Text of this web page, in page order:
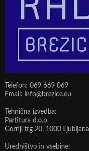
Telefon: 069 669 069
Email: info@brezice.eu
Tehnična izvedba:
Partitura d.o.o.
Gornji trg 20, 1000 Ljubljana
Uredništvo in vsebine: